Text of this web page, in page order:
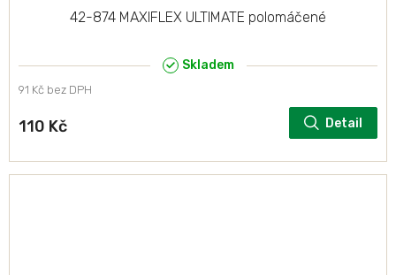
42-874 MAXIFLEX ULTIMATE polomáčené
Skladem
91 Kč bez DPH
110 Kč Detail